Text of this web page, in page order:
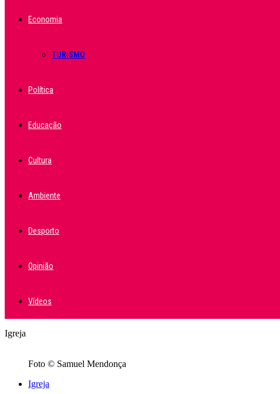
Economia
TURISMO
Política
Educação
Cultura
Ambiente
Desporto
Opinião
Vídeos
Igreja
Foto © Samuel Mendonça
Igreja